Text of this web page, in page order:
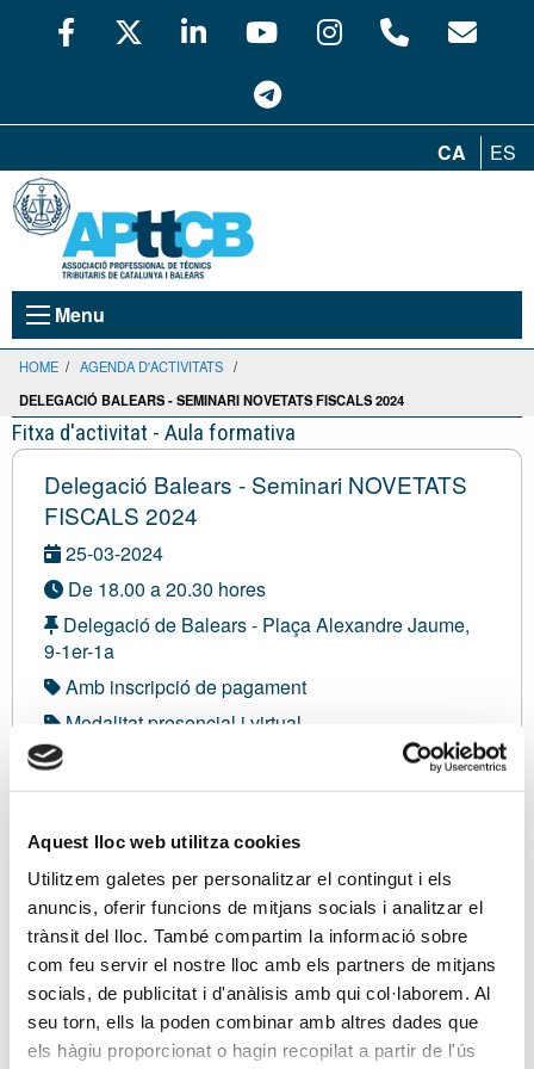
Aquest lloc web utilitza cookies
Utilitzem galetes per personalitzar el contingut i els
anuncis, oferir funcions de mitjans socials i analitzar el
trànsit del lloc. També compartim la informació sobre
com feu servir el nostre lloc amb els partners de mitjans
socials, de publicitat i d'anàlisis amb qui col·laborem. Al
seu torn, ells la poden combinar amb altres dades que
els hàgiu proporcionat o hagin recopilat a partir de l'ús
CA ES
Menu
HOME / AGENDA D'ACTIVITATS /
DELEGACIÓ BALEARS - SEMINARI NOVETATS FISCALS 2024
Fitxa d'activitat - Aula formativa
Delegació Balears - Seminari NOVETATS
FISCALS 2024
25-03-2024
De 18.00 a 20.30 hores
Delegació de Balears - Plaça Alexandre Jaume,
9-1er-1a
Amb inscripció de pagament
Modalitat presencial i virtual
No asssociat:125,00 €
Sóc associat/ada
Inscripció PRESENCIAL
Inscripció VIRTUAL